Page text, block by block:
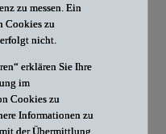
zu messen. Ein
Cookies zu
nicht.
erklären Sie Ihre
im
Cookies zu
Informationen zu
der Übermittlung